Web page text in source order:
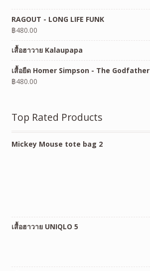
RAGOUT - LONG LIFE FUNK
฿480.00
เสื้อฮาวาย Kalaupapa
เสื้อยืด Homer Simpson - The Godfather
฿480.00
Top Rated Products
Mickey Mouse tote bag 2
เสื้อฮาวาย UNIQLO 5